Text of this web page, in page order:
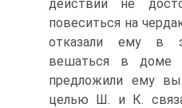
действий не
повеситься на
отказали ему в
вешаться в доме
предложили ему
целью Ш. и К.